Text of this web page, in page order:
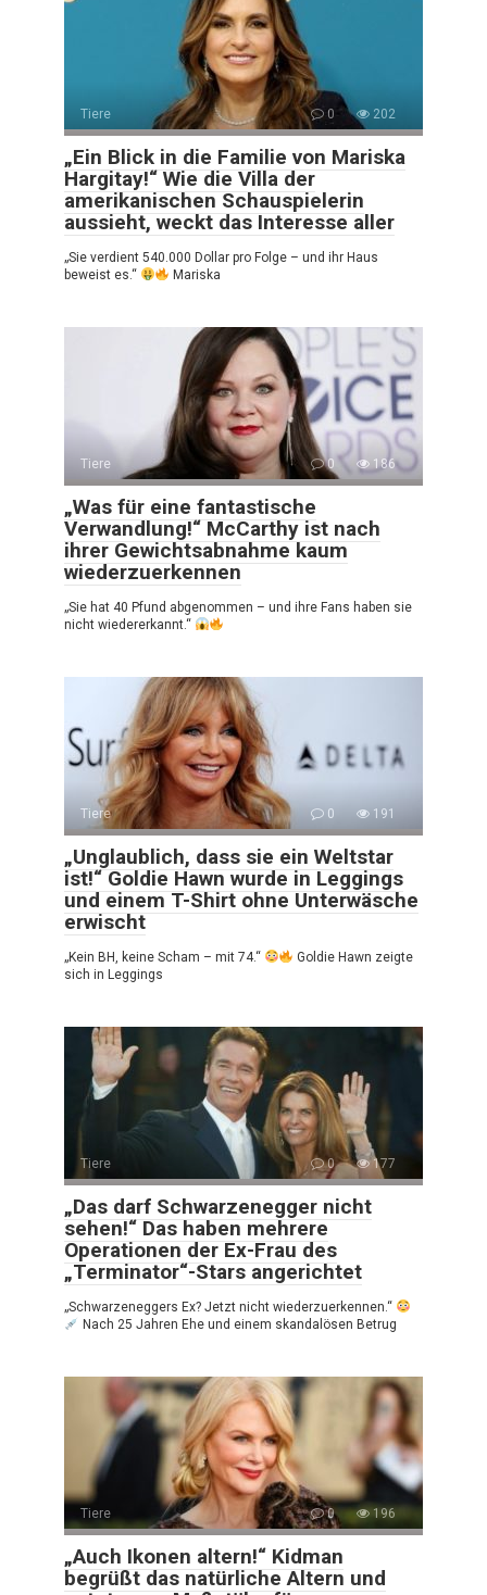
Tiere 0 202
„Ein Blick in die Familie von Mariska
Hargitay!“ Wie die Villa der
amerikanischen Schauspielerin
aussieht, weckt das Interesse aller
„Sie verdient 540.000 Dollar pro Folge – und ihr Haus
beweist es.“
Mariska
Tiere 0 186
„Was für eine fantastische
Verwandlung!“ McCarthy ist nach
ihrer Gewichtsabnahme kaum
wiederzuerkennen
„Sie hat 40 Pfund abgenommen – und ihre Fans haben sie
nicht wiedererkannt.“
Tiere 0 191
„Unglaublich, dass sie ein Weltstar
ist!“ Goldie Hawn wurde in Leggings
und einem T-Shirt ohne Unterwäsche
erwischt
„Kein BH, keine Scham – mit 74.“
Goldie Hawn zeigte
sich in Leggings
Tiere 0 177
„Das darf Schwarzenegger nicht
sehen!“ Das haben mehrere
Operationen der Ex-Frau des
„Terminator“-Stars angerichtet
„Schwarzeneggers Ex? Jetzt nicht wiederzuerkennen.“
Nach 25 Jahren Ehe und einem skandalösen Betrug
Tiere 0 196
„Auch Ikonen altern!“ Kidman
begrüßt das natürliche Altern und